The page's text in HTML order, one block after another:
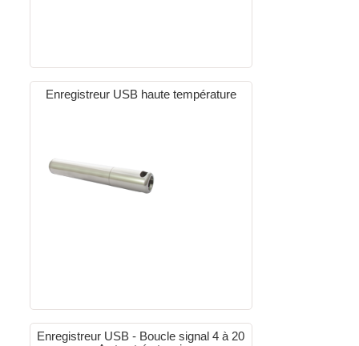
Enregistreur USB haute température
Enregistreur USB - Boucle signal 4 à 20